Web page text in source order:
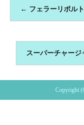
← フェラーリポル
スーパーチャー
Copyright